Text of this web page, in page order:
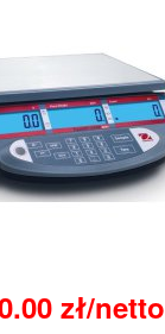
zł/netto